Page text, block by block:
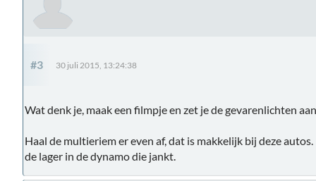
#3 30 juli 2015, 13:24:38
Wat denk je, maak een filmpje en zet je de gevarenlichten
Haal de multieriem er even af, dat is makkelijk bij deze
de lager in de dynamo die jankt.